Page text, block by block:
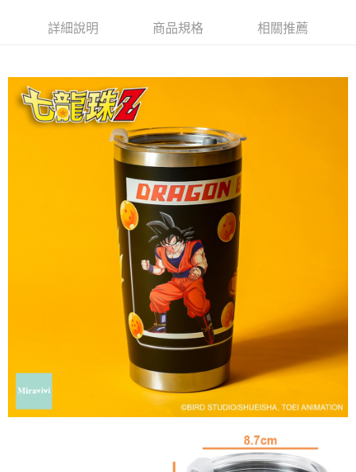
３．安心：先確認商品／服務後，再付款。
結帳頁面，進行簡訊認證並確認金額後，即可完成結帳。
２．訂單成立數日內，您將收到繳費通知簡訊。
３．收到繳費通知簡訊後14天內，點擊此簡訊中的連結，可透過四大超商／
ATM／網路銀行／等多元方式進行付款，方視為交易完成。
※ 請注意：結帳手續完成當下不需立刻繳費，但若您需要取消訂單，請聯絡
購買商品的店家。未經商家同意取消之訂單仍視為有效，需透過AFTEE先享
※ 交易是否成功請以「AFTEE先享後付 」之結帳頁面顯示為準，若有關於
是否繳費成功／繳費後需取消欲退款等相關疑問，請聯繫「AFTEE先享後付
https://netprotections.freshdesk.com/support/home
１．透過由恩沛科技股份有限公司提供之「AFTEE先享後付」服務完成之交
易，需依本服務之必要範圍內提供個人資料，並將交易相關給付款項請求債
權轉讓予恩沛科技股份有限公司。
２．關於個人資料處理事宜，請瀏覽以下網址：
https://aftee.tw/terms/#terms3
３．未成年的使用者請事先徵得法定代理人或監護人之同意方可使用
「AFTEE先享後付」，若未經同意申辦者引起之損失，本公司不負相關責
４．使用「AFTEE先享後付」時，將依據個別帳號之用戶狀況，依本公司即
時審查核予不同之上限額度；若仍有額度不足之情形，本公司將視審查結果
請求用戶進行身份認證。
５．嚴禁一人註冊多個帳號或使用他人資訊註冊。若發現惡意使用之情形，
恩沛科技股份有限公司將有權停止該用戶之使用額度並採取法律行動。
全家付款取貨
付款後全家取貨
每筆NT$60，滿NT$499(含以上)免運費
7-11付款取貨
每筆NT$60，滿NT$499(含以上)免運費
每筆NT$60，滿NT$499(含以上)免運費
每筆NT$120，滿NT$499(含以上)免運費
詳細說明 商品規格 相關推薦